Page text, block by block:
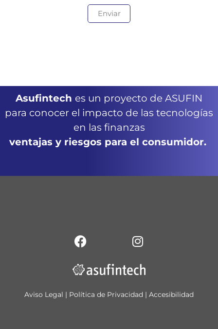
Asufintech es un proyecto de ASUFIN
para conocer el impacto de las tecnologías
en las finanzas
ventajas y riesgos para el consumidor.
Aviso Legal | Política de Privacidad | Accesibilidad